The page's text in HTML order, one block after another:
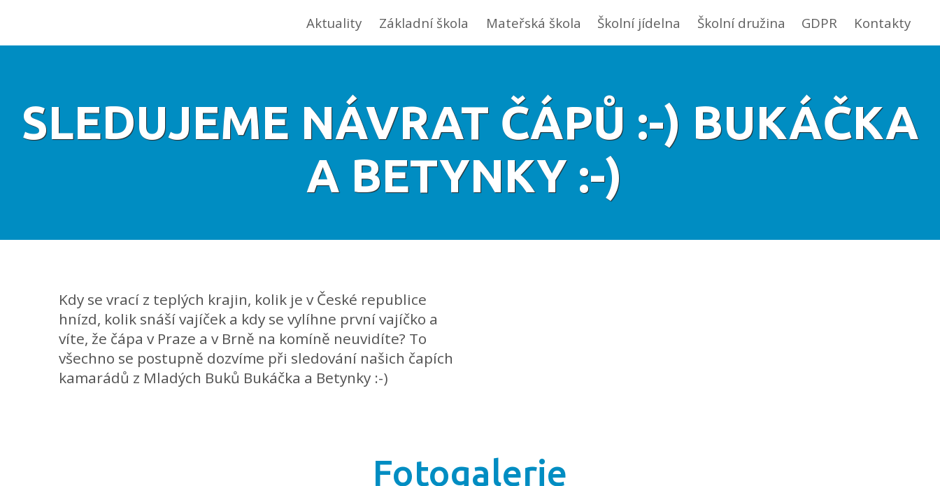
Aktuality Základní škola Mateřská škola Školní jídelna Školní družina GDPR Kontakty
SLEDUJEME NÁVRAT ČÁPŮ :-) BUKÁČKA
A BETYNKY :-)
Kdy se vrací z teplých krajin, kolik je v České republice
hnízd, kolik snáší vajíček a kdy se vylíhne první vajíčko a
víte, že čápa v Praze a v Brně na komíně neuvidíte? To
všechno se postupně dozvíme při sledování našich čapích
kamarádů z Mladých Buků Bukáčka a Betynky :-)
Fotogalerie